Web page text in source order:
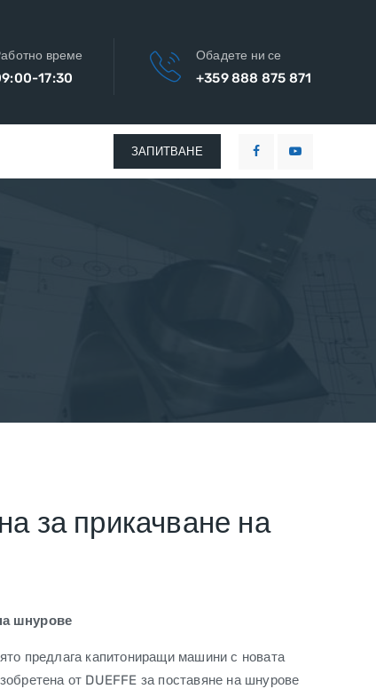
време
17:30
Обадете ни се
+359 888 875 871
ЗАПИТВАНЕ
за прикачване на
шнурове
предлага капитониращи машини с новата
от DUEFFE за поставяне на шнурове